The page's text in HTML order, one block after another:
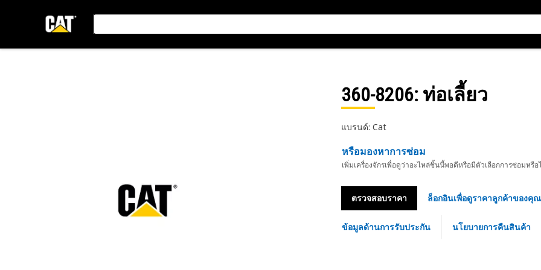
360-8206: ท่อเลี้ยว
แบรนด์: Cat
หรือมองหาการซ่อม
เพิ่มเครื่องจักรเพื่อดูว่าอะไหล่ชิ้นนี้พอดีหรือมีตัวเลือกการซ่อมหรือ
ตรวจสอบราคา ล็อกอินเพื่อดูราคาลูกค้าของคุณ
ข้อมูลด้านการรับประกัน นโยบายการคืนสินค้า